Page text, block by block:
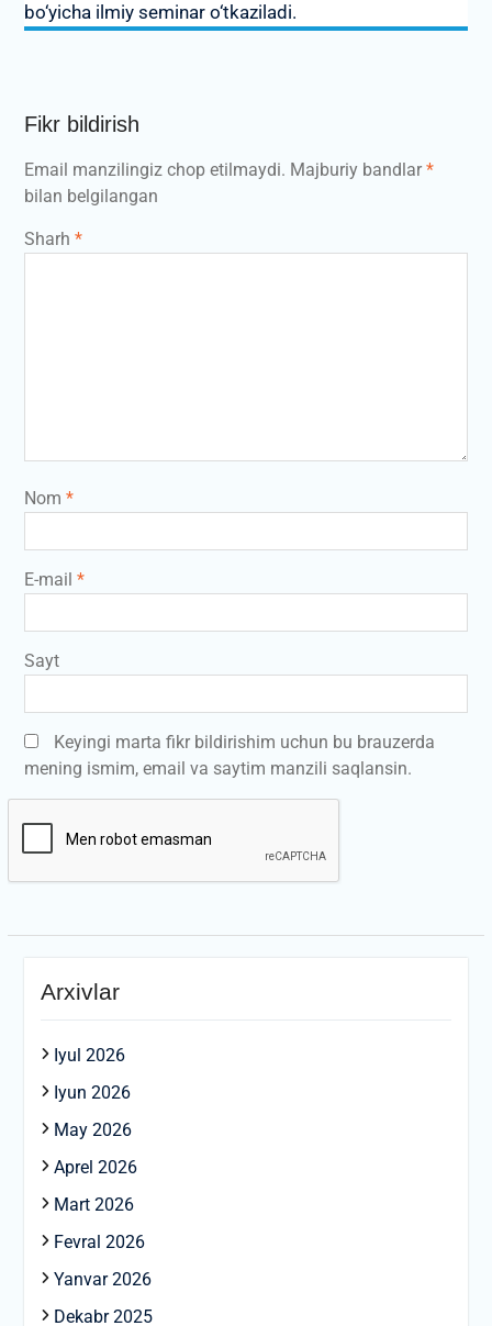
bo‘yicha ilmiy seminar o‘tkaziladi.
Fikr bildirish
Email manzilingiz chop etilmaydi. Majburiy bandlar*
bilan belgilangan
Sharh *
Nom *
E-mail *
Sayt
Keyingi marta fikr bildirishim uchun bu brauzerda
mening ismim, email va saytim manzili saqlansin.
Arxivlar
Iyul 2026
Iyun 2026
May 2026
Aprel 2026
Mart 2026
Fevral 2026
Yanvar 2026
Dekabr 2025